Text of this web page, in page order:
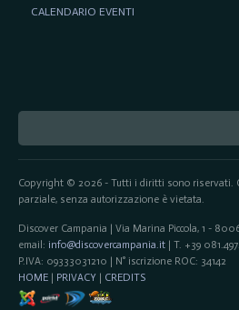
Copyright © 2026 - Tutti i diritti sono riservati.
parziale, senza autorizzazione è vietata.
Discover Campania | Via Marina Piccola, 1 -
email: info@discovercampania.it| T. +39
P.IVA: 09333031210 | N° iscrizione ROC: 34142
HOME| PRIVACY | CREDITS
CALENDARIO EVENTI